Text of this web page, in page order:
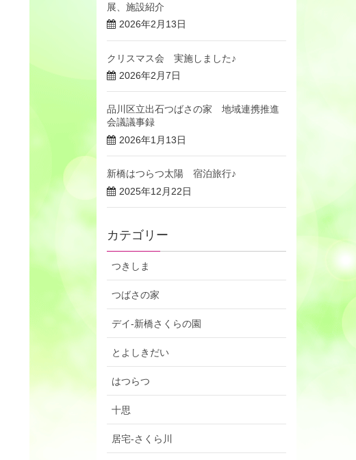
展、施設紹介
2026年2月13日
クリスマス会 実施しました♪
2026年2月7日
品川区立出石つばさの家 地域連携推進
会議議事録
2026年1月13日
新橋はつらつ太陽 宿泊旅行♪
2025年12月22日
カテゴリー
つきしま
つばさの家
デイ-新橋さくらの園
とよしきだい
はつらつ
十思
居宅-さくら川